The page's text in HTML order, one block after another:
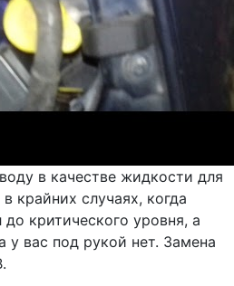
в качестве жидкости для
крайних случаях, когда
критического уровня, а
у вас под рукой нет. Замена